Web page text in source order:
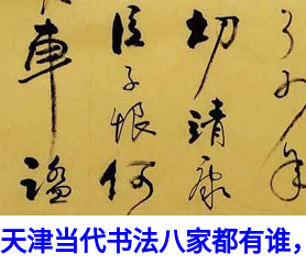
天津当代书法八家都有谁